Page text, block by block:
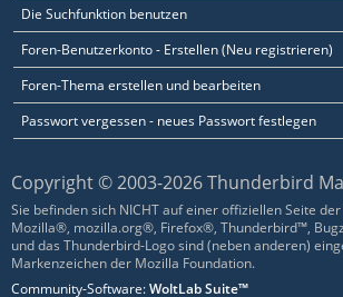
Die Suchfunktion benutzen
Foren-Benutzerkonto - Erstellen (Neu registrieren)
Foren-Thema erstellen und bearbeiten
Passwort vergessen - neues Passwort festlegen
Copyright © 2003-2026 Thunderbird
Sie befinden sich NICHT auf einer offiziellen Seite
Mozilla®, mozilla.org®, Firefox®, Thunderbird™,
und das Thunderbird-Logo sind (neben anderen)
Markenzeichen der Mozilla Foundation.
Community-Software:WoltLab Suite™